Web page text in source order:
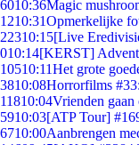
6010:36Magic
1210:31Opmerkelijke
22310:15[Live
010:14[KERST]
10510:11Het grote
3810:08Horrorfilms
11810:04Vrienden
5910:03[ATP Tour]
6710:00Aanbrengen